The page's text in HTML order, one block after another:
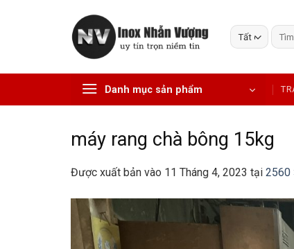
Tìm
kiếm:
Danh mục sản phẩm
máy rang chà bông 15kg
Được xuất bản vào 11 Tháng 4, 2023 tại 2560